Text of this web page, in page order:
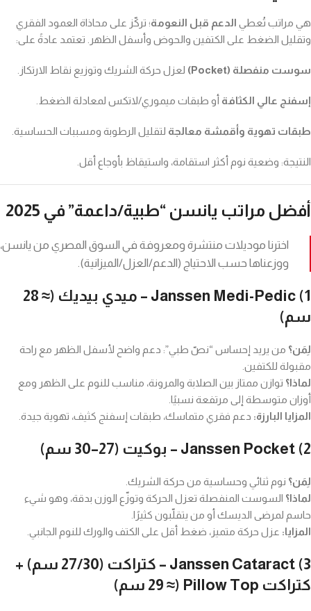
هي مراتب تُعطي الدعم قبل النعومة؛ تركّز على محاذاة العمود الفقري
وتقليل الضغط على الكتفين والحوض وأسفل الظهر. تعتمد عادةً على:
سوست منفصلة (Pocket) لعزل حركة الشريك وتوزيع نقاط الارتكاز.
إسفنج عالي الكثافة أو طبقات ميموري/لاتكس لمعادلة الضغط.
طبقات تهوية وأقمشة معالجة لتقليل الرطوبة ومسببات الحساسية.
النتيجة: وضعية نوم أكثر استقامة، واستيقاظ بأوجاع أقل.
أفضل مراتب يانسن “طبية/داعمة” في 2025
اخترنا موديلات منتشرة ومعروفة في السوق المصري من يانسن،
ووزعناها حسب الاحتياج (الدعم/العزل/الميزانية).
1)
Janssen Medi-Pedic – ميدي بيديك (≈ 28
سم)
لِمَن؟ من يريد إحساس “نصّ طبي”: دعم واضح لأسفل الظهر مع راحة
مقبولة للكتفين.
لماذا؟ توازن ممتاز بين الصلابة والمرونة، مناسب للنوم على الظهر ومع
أوزان متوسطة إلى مرتفعة نسبيًا.
المزايا البارزة: دعم فقري متماسك، طبقات إسفنج كثيف، تهوية جيدة.
2) Janssen Pocket – بوكيت (27–30 سم)
لِمَن؟ نوم ثنائي وحساسية من حركة الشريك.
لماذا؟ السوست المنفصلة تعزل الحركة وتوزّع الوزن بدقة، وهو شيء
حاسم لمرضى الديسك أو من يتقلّبون كثيرًا.
المزايا: عزل حركة متميز، ضغط أقل على الكتف والورك للنوم الجانبي.
3)
Janssen Cataract – كتراكت (27/30 سم) +
كتراكت Pillow Top (≈ 29 سم)